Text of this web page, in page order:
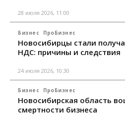
28 июля 2026, 11:00
Бизнес ПроБизнес
Новосибирцы стали
НДС: причины и следствия
24 июля 2026, 10:30
Бизнес ПроБизнес
Новосибирская область
смертности бизнеса